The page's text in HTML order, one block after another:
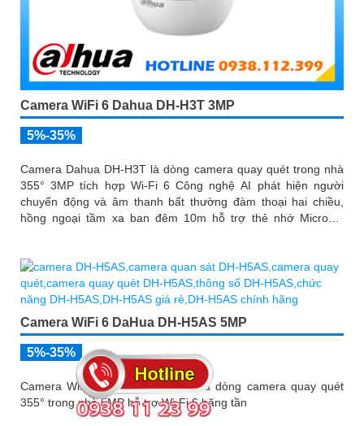
Camera WiFi 6 Dahua DH-H3T 3MP
5%-35%
Camera Dahua DH-H3T là dòng camera quay quét trong nhà
355° 3MP tích hợp Wi-Fi 6 Công nghệ AI phát hiện người
chuyển động và âm thanh bất thường đàm thoại hai chiều,
hồng ngoại tầm xa ban đêm 10m hỗ trợ thẻ nhớ MicroSD
Camera WiFi 6 DaHua DH-H5AS 5MP
5%-35%
Camera WiFi 6 DaHua DH-H5AS là dòng camera quay quét
355° trong nhà 5MP hỗ trợ Wi-Fi 6 băng tần